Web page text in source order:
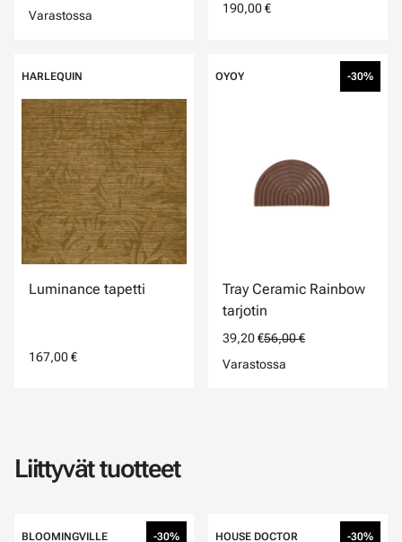
Varastossa
190,00 €
HARLEQUIN
Luminance tapetti
167,00 €
OYOY -30%
Tray Ceramic Rainbow
tarjotin
39,20 €56,00 €
Varastossa
Liittyvät tuotteet
BLOOMINGVILLE -30% HOUSE DOCTOR -30%